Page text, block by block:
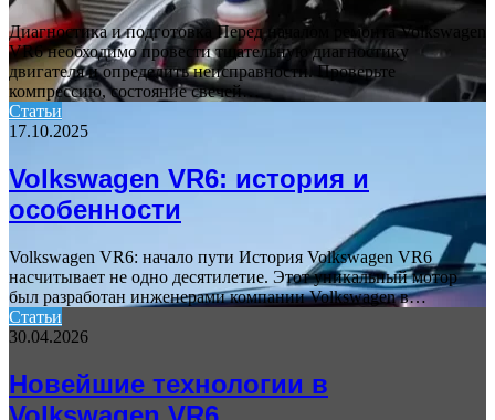
Диагностика и подготовка Перед началом ремонта Volkswagen
VR6 необходимо провести тщательную диагностику
двигателя и определить неисправности. Проверьте
компрессию, состояние свечей…
Статьи
17.10.2025
Volkswagen VR6: история и
особенности
Volkswagen VR6: начало пути История Volkswagen VR6
насчитывает не одно десятилетие. Этот уникальный мотор
был разработан инженерами компании Volkswagen в…
Статьи
30.04.2026
Новейшие технологии в